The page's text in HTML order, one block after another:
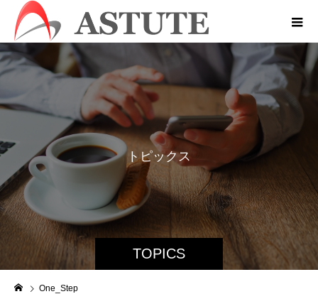
TOPICS
トピックス
One_Step